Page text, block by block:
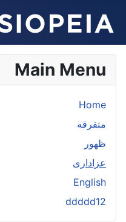
Main Menu
Home
متفرقه
ظهور
عزاداری
English
ddddd12